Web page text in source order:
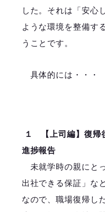
した。それは「安心
ような環境を整備す
うことです。
具体的には・・・
１ 【上司編】復帰
進捗報告
未就学時の親にと
出社できる保証」な
なので、職場復帰し